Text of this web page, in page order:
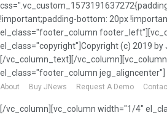
!important;padding-bottom: 20px
el_class="footer_column
el_class="copyright"]Copyright (c) 2019 by
[/vc_column_text][/
el_class="footer_column jeg_aligncenter"]
About Buy JNews Request A Demo
[/vc_column][vc_column width="1/4"